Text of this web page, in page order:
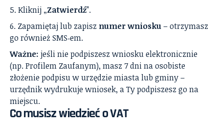
Kliknij „Zatwierdź”.
Zapamiętaj lub zapisz numer wniosku– otrzymasz
go również SMS‑em.
Ważne: jeśli nie podpiszesz wniosku elektronicznie
(np. Profilem Zaufanym), masz 7 dni na osobiste
złożenie podpisu w urzędzie miasta lub gminy –
urzędnik wydrukuje wniosek, a Ty podpiszesz go na
miejscu.
Co musisz wiedzieć o VAT